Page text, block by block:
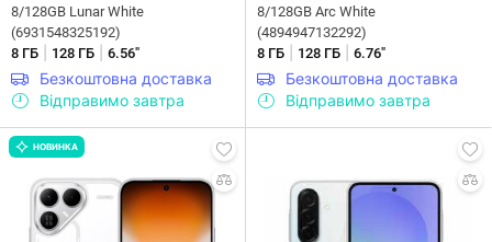
8/128GB Lunar White
(6931548325192)
8 ГБ
128 ГБ 6.56"
Безкоштовна доставка
Відправимо завтра
8/128GB Arc White
(4894947132292)
8 ГБ
128 ГБ 6.76"
Безкоштовна доставка
Відправимо завтра
НОВИНКА